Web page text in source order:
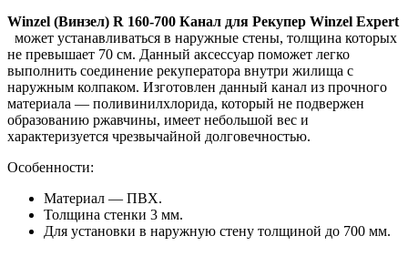
Winzel (Винзел) R 160-700 Канал для Рекупер Winzel Expert
может устанавливаться в наружные стены, толщина которых
не превышает 70 см. Данный аксессуар поможет легко
выполнить соединение рекуператора внутри жилища с
наружным колпаком. Изготовлен данный канал из прочного
материала — поливинилхлорида, который не подвержен
образованию ржавчины, имеет небольшой вес и
характеризуется чрезвычайной долговечностью.
Особенности:
Материал — ПВХ.
Толщина стенки 3 мм.
Для установки в наружную стену толщиной до 700 мм.